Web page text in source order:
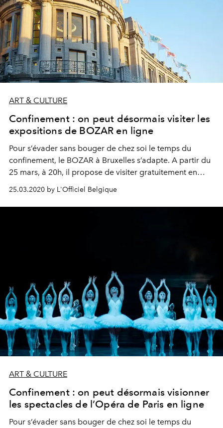
ART & CULTURE
Confinement : on peut désormais visiter les
expositions de BOZAR en ligne
Pour s’évader sans bouger de chez soi le temps du
confinement, le BOZAR à Bruxelles s’adapte. A partir du
25 mars, à 20h, il propose de visiter gratuitement en
ligne ses plus belles expositions, dont celle sur Keith
Haring, ou encore une série de concerts donnés depuis
le domicile des musiciens.
25.03.2020 by L'Officiel Belgique
ART & CULTURE
Confinement : on peut désormais visionner
les spectacles de l’Opéra de Paris en ligne
Pour s’évader sans bouger de chez soi le temps du